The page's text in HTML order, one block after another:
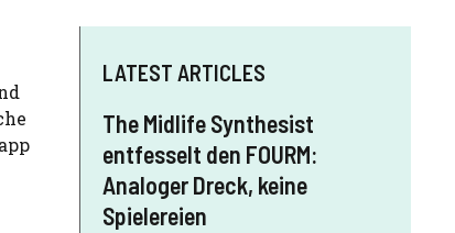
LATEST ARTICLES
The Midlife Synthesist
entfesselt den FOURM:
Analoger Dreck, keine
Spielereien